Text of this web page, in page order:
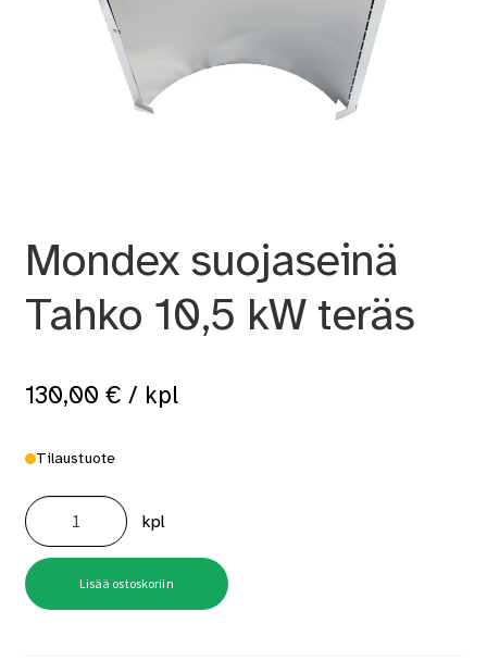
Mondex suojaseinä
Tahko 10,5 kW teräs
130,00 € / kpl
Tilaustuote
Mondex
suojaseinä
Tahko
10,5
kW
teräs
määrä
kpl
Lisää ostoskoriin